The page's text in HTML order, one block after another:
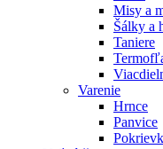
Misy a
Šálky a
Taniere
Varenie
Hrnce
Panvice